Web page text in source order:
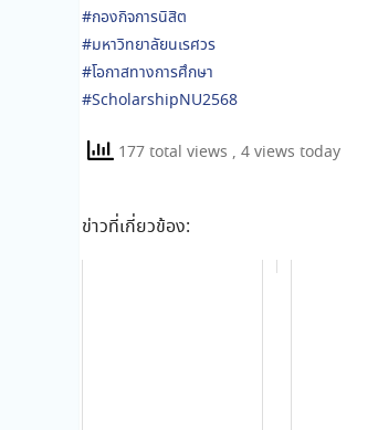
#กองกิจการนิสิต
#มหาวิทยาลัยนเรศวร
#โอกาสทางการศึกษา
#ScholarshipNU2568
177 total views , 4 views today
ข่าวที่เกี่ยวข้อง: